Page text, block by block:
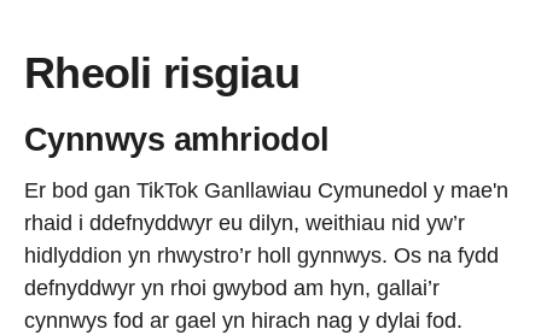
Rheoli risgiau
Cynnwys amhriodol
Er bod gan TikTok Ganllawiau Cymunedol y mae'n
rhaid i ddefnyddwyr eu dilyn, weithiau nid yw’r
hidlyddion yn rhwystro’r holl gynnwys. Os na fydd
defnyddwyr yn rhoi gwybod am hyn, gallai’r
cynnwys fod ar gael yn hirach nag y dylai fod.